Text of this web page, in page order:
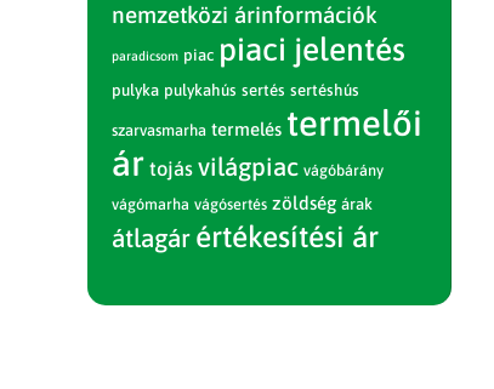
nemzetközi árinformációk
paradicsom piac piaci jelentés
pulyka pulykahús sertés sertéshús
szarvasmarha termelés termelői
ár tojás világpiac vágóbárány
vágómarha vágósertés zöldség árak
átlagár értékesítési ár